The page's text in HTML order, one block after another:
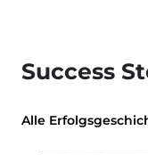
Success
Alle